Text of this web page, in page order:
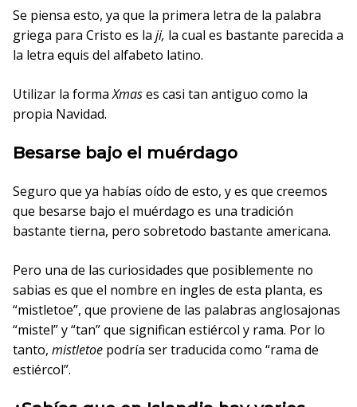
Se piensa esto, ya que la primera letra de la palabra
griega para Cristo es la ji, la cual es bastante parecida a
la letra equis del alfabeto latino.
Utilizar la formaXmases casi tan antiguo como la
propia Navidad.
Besarse bajo el muérdago
Seguro que ya habías oído de esto, y es que creemos
que besarse bajo el muérdago es una tradición
bastante tierna, pero sobretodo bastante americana.
Pero una de las curiosidades que posiblemente no
sabias es que el nombre en ingles de esta planta, es
“mistletoe”, que proviene de las palabras anglosajonas
“mistel” y “tan” que significan estiércol y rama. Por lo
tanto, mistletoe podría ser traducida como “rama de
estiércol”.